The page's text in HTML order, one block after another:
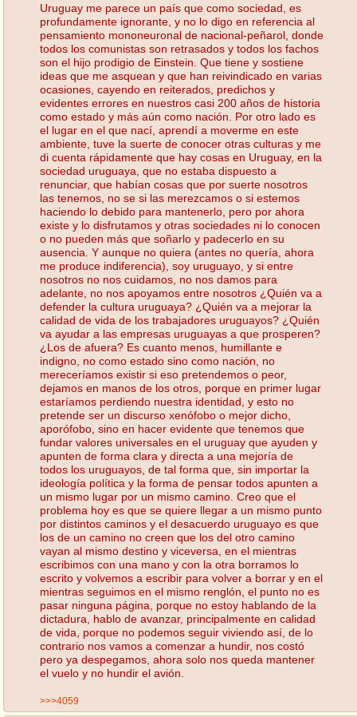
Uruguay me parece un país que como sociedad, es
profundamente ignorante, y no lo digo en referencia al
pensamiento mononeuronal de nacional-peñarol, donde
todos los comunistas son retrasados y todos los fachos
son el hijo prodigio de Einstein. Que tiene y sostiene
ideas que me asquean y que han reivindicado en varias
ocasiones, cayendo en reiterados, predichos y
evidentes errores en nuestros casi 200 años de historia
como estado y más aún como nación. Por otro lado es
el lugar en el que nací, aprendí a moverme en este
ambiente, tuve la suerte de conocer otras culturas y me
di cuenta rápidamente que hay cosas en Uruguay, en la
sociedad uruguaya, que no estaba dispuesto a
renunciar, que habían cosas que por suerte nosotros
las tenemos, no se si las merezcamos o si estemos
haciendo lo debido para mantenerlo, pero por ahora
existe y lo disfrutamos y otras sociedades ni lo conocen
o no pueden más que soñarlo y padecerlo en su
ausencia. Y aunque no quiera (antes no quería, ahora
me produce indiferencia), soy uruguayo, y si entre
nosotros no nos cuidamos, no nos damos para
adelante, no nos apoyamos entre nosotros ¿Quién va a
defender la cultura uruguaya? ¿Quién va a mejorar la
calidad de vida de los trabajadores uruguayos? ¿Quién
va ayudar a las empresas uruguayas a que prosperen?
¿Los de afuera? Es cuanto menos, humillante e
indigno, no como estado sino como nación, no
mereceríamos existir si eso pretendemos o peor,
dejamos en manos de los otros, porque en primer lugar
estaríamos perdiendo nuestra identidad, y esto no
pretende ser un discurso xenófobo o mejor dicho,
aporófobo, sino en hacer evidente que tenemos que
fundar valores universales en el uruguay que ayuden y
apunten de forma clara y directa a una mejoría de
todos los uruguayos, de tal forma que, sin importar la
ideología política y la forma de pensar todos apunten a
un mismo lugar por un mismo camino. Creo que el
problema hoy es que se quiere llegar a un mismo punto
por distintos caminos y el desacuerdo uruguayo es que
los de un camino no creen que los del otro camino
vayan al mismo destino y viceversa, en el mientras
escribimos con una mano y con la otra borramos lo
escrito y volvemos a escribir para volver a borrar y en el
mientras seguimos en el mismo renglón, el punto no es
pasar ninguna página, porque no estoy hablando de la
dictadura, hablo de avanzar, principalmente en calidad
de vida, porque no podemos seguir viviendo así, de lo
contrario nos vamos a comenzar a hundir, nos costó
pero ya despegamos, ahora solo nos queda mantener
el vuelo y no hundir el avión.
>>>4059